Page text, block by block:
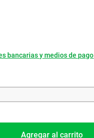
bancarias y medios de pago
Agregar al carrito